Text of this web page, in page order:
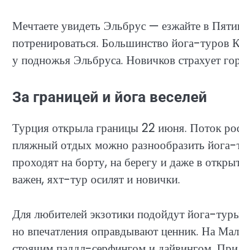
Мечтаете увидеть Эльбрус — езжайте в
потренироваться. Большинство йога-туров
у подножья Эльбруса. Новичков страхует
За границей и йога веселей
Турция открыла границы 22 июня. Поток
пляжный отдых можно разнообразить
проходят на борту, на берегу и даже в
важен, яхт-тур осилят и новички.
Для любителей экзотики подойдут йога-
но впечатления оправдывают ценник. На